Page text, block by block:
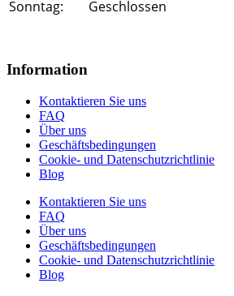
Sonntag:
Geschlossen
Information
Kontaktieren Sie uns
FAQ
Über uns
Geschäftsbedingungen
Cookie- und Datenschutzrichtlinie
Blog
Kontaktieren Sie uns
FAQ
Über uns
Geschäftsbedingungen
Cookie- und Datenschutzrichtlinie
Blog